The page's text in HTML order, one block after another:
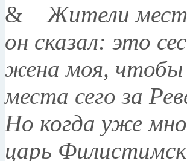
& Жители
он сказал: это
жена моя, чтобы
места сего за
Но когда уже
царь